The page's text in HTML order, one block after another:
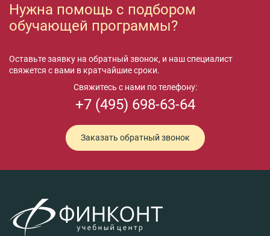
Нужна помощь с подбором
обучающей программы?
Оставьте заявку на обратный звонок, и наш специалист
свяжется с вами в кратчайшие сроки.
Свяжитесь с нами по телефону:
+7 (495) 698-63-64
Заказать обратный звонок